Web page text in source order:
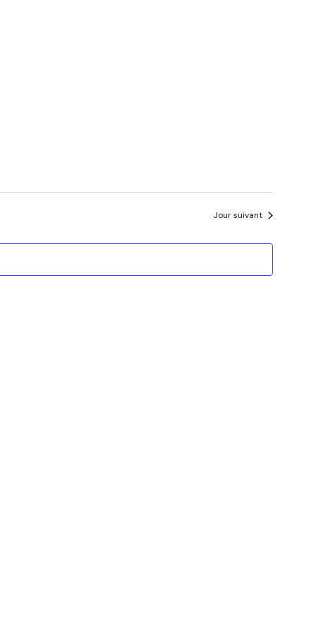
Jour suivant